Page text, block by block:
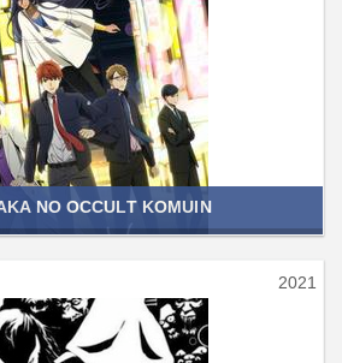
NO OCCULT KOMUIN
2021